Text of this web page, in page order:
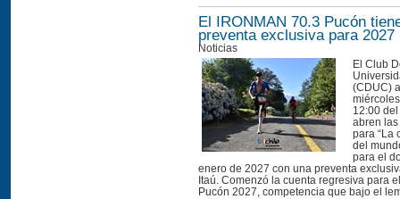
El IRONMAN 70.3 Pucón
preventa exclusiva para 2027
Noticias
El Club
(CDUC)
12:00
abren
para “La
del
para el
enero de 2027 con una preventa
Itaú. Comenzó la cuenta regresiva para
Pucón 2027, competencia que bajo el